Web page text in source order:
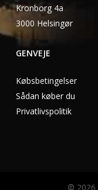
Kronborg 4a
3000 Helsingør
GENVEJE
Købsbetingelser
Sådan køber du
Privatlivspolitik
© 2026